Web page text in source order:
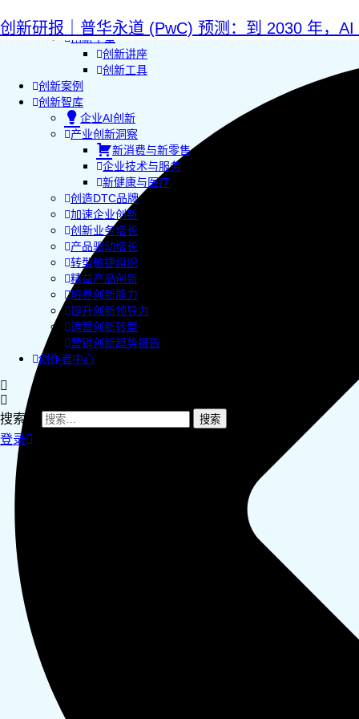
AI+增长集思会
创新学堂
创新讲座
创新工具
创新案例
创新智库
企业AI创新
产业创新洞察
新消费与新零售
企业技术与服务
新健康与医疗
创造DTC品牌
加速企业创新
创新业务增长
产品驱动增长
转型敏捷组织
精益产品创新
培养创新能力
提升创新领导力
运营创新转型
营销创新趋势报告
创作者中心
搜索：
登录
创新研报｜普华永道 (PwC) 预测：到 2030 年，